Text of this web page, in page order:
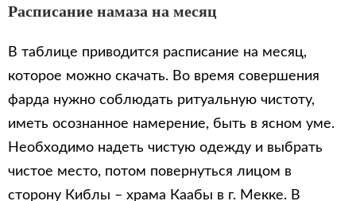
Расписание намаза на месяц
В таблице приводится расписание на месяц,
которое можно скачать. Во время совершения
фарда нужно соблюдать ритуальную чистоту,
иметь осознанное намерение, быть в ясном уме.
Необходимо надеть чистую одежду и выбрать
чистое место, потом повернуться лицом в
сторону Киблы – храма Каабы в г. Мекке. В